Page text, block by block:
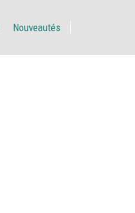
Nouveautés